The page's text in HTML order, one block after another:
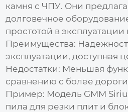
камня с ЧПУ. Они
долговечное
простотой в
Преимущества:
эксплуатации, доступная
Недостатки: Меньшая
сравнению с более
Пример: Модель GMM
пила для резки плит и